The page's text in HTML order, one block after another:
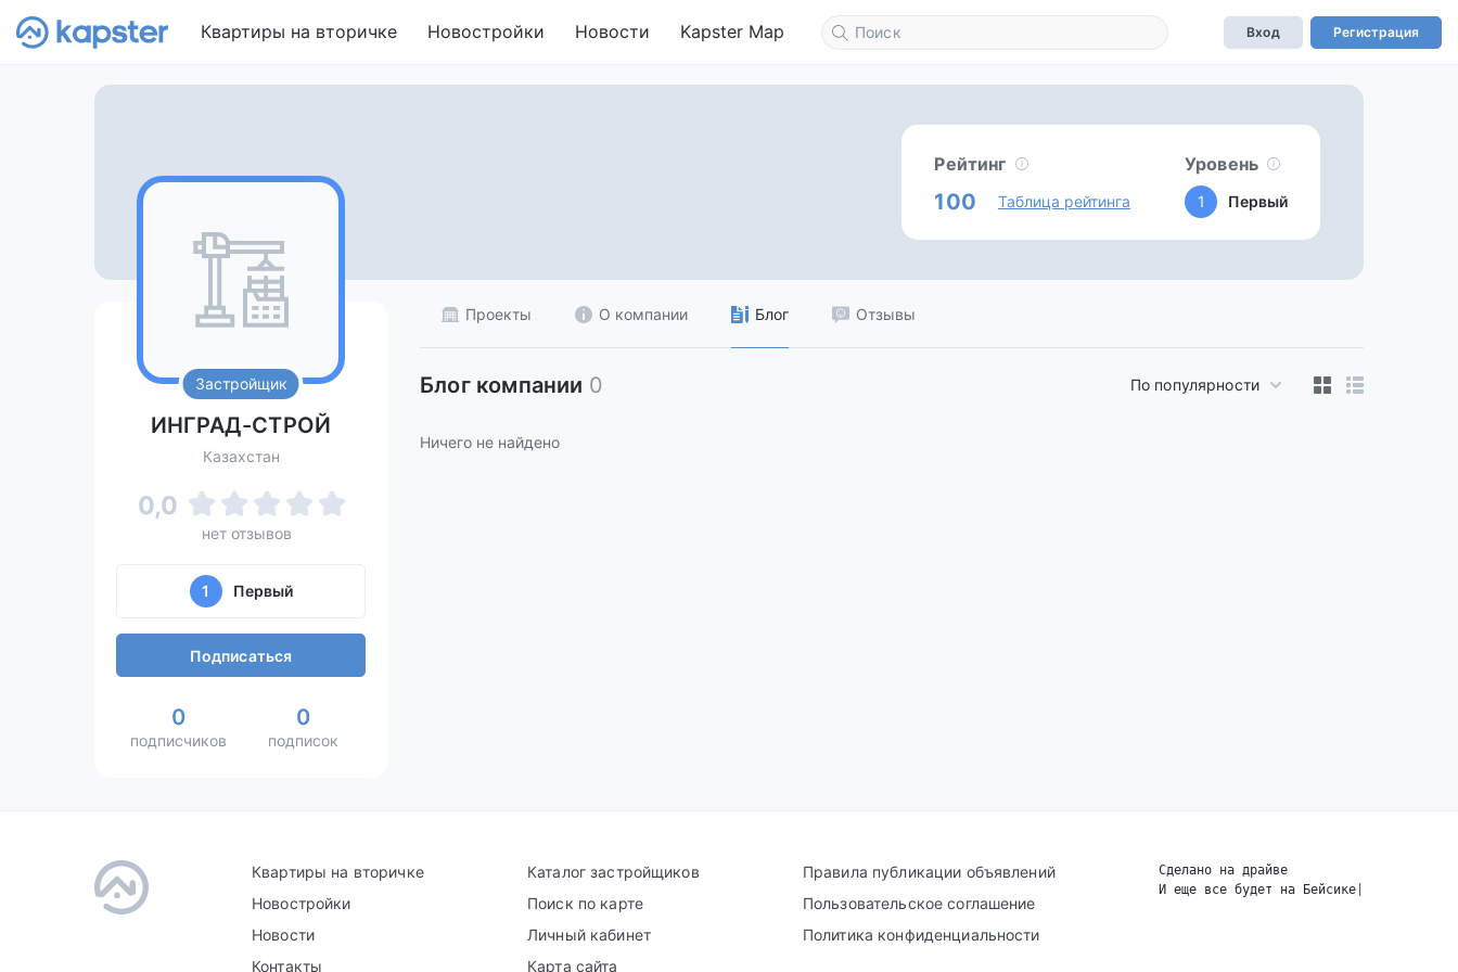
Квартиры на вторичке Новостройки Новости Kapster Map Вход Регистрация
Рейтинг
100 Таблица рейтинга
Уровень
1 Первый
Застройщик
ИНГРАД-СТРОЙ
Казахстан
0,0
нет отзывов
1 Первый
Подписаться
0
подписчиков
0
подписок
Проекты О компании Блог Отзывы
Блог компании 0 По популярности
Ничего не найдено
Квартиры на вторичке
Новостройки
Новости
Контакты
Каталог застройщиков
Поиск по карте
Личный кабинет
Карта сайта
Правила публикации объявлений
Пользовательское соглашение
Политика конфиденциальности
Сделано на драйве
И еще все будет на Бейсике